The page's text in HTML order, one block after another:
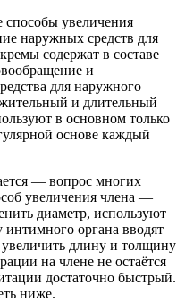
увеличения
наружных средств для
содержат в составе
и
для наружного
и длительный
в основном только
основе каждый
— вопрос многих
увеличения члена —
диаметр, используют
органа вводят
длину и толщину
на члене не остаётся
достаточно быстрый.
ниже.